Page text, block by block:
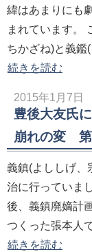
緯はあまりにも
まれています。
ちかざね)と義鑑
続きを読む
2015年1月7日
豊後大友氏
崩れの変 第
義鎮(よししげ、
治に行っていま
後、義鎮廃嫡計
つくった張本人
続きを読む